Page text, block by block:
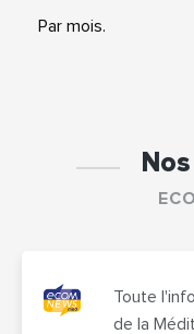
Par mois.
Toute
de la